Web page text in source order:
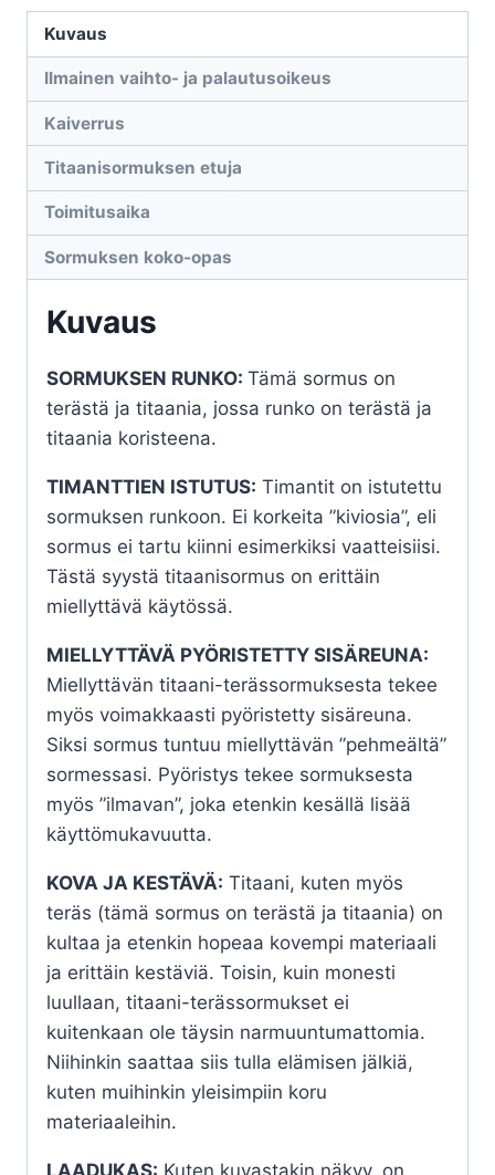
määrä
Kuvaus
Ilmainen vaihto- ja palautusoikeus
Kaiverrus
Titaanisormuksen etuja
Toimitusaika
Sormuksen koko-opas
Kuvaus
SORMUKSEN RUNKO: Tämä sormus on
terästä ja titaania, jossa runko on terästä ja
titaania koristeena.
TIMANTTIEN ISTUTUS: Timantit on istutettu
sormuksen runkoon. Ei korkeita ”kiviosia”, eli
sormus ei tartu kiinni esimerkiksi vaatteisiisi.
Tästä syystä titaanisormus on erittäin
miellyttävä käytössä.
MIELLYTTÄVÄ PYÖRISTETTY SISÄREUNA:
Miellyttävän titaani-terässormuksesta tekee
myös voimakkaasti pyöristetty sisäreuna.
Siksi sormus tuntuu miellyttävän ”pehmeältä”
sormessasi. Pyöristys tekee sormuksesta
myös ”ilmavan”, joka etenkin kesällä lisää
käyttömukavuutta.
KOVA JA KESTÄVÄ: Titaani, kuten myös
teräs (tämä sormus on terästä ja titaania) on
kultaa ja etenkin hopeaa kovempi materiaali
ja erittäin kestäviä. Toisin, kuin monesti
luullaan, titaani-terässormukset ei
kuitenkaan ole täysin narmuuntumattomia.
Niihinkin saattaa siis tulla elämisen jälkiä,
kuten muihinkin yleisimpiin koru
materiaaleihin.